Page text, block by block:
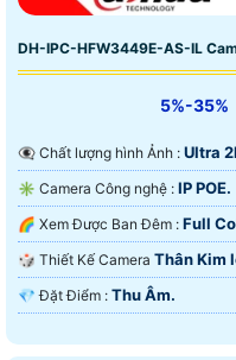
DH-IPC-HFW3449E-AS-IL
5%-35%
👁️‍🗨 Chất lượng hình Ảnh : Ultra
✳️ Camera Công nghệ : IP POE.
🌈 Xem Được Ban Đêm : Full
🎲 Thiết Kế Camera Thân Kim
️💎 Đặt Điểm : Thu Âm.